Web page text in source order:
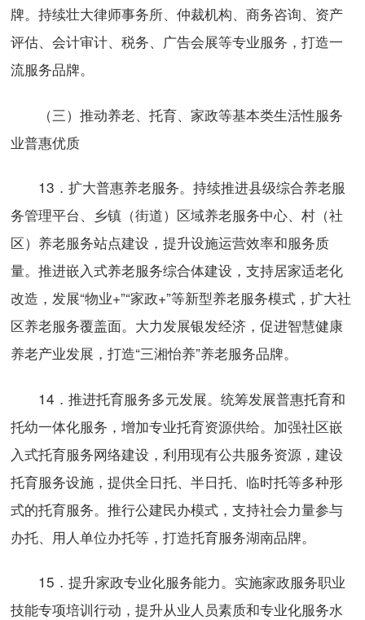
牌。持续壮大律师事务所、仲裁机构、商务咨询、资产
评估、会计审计、税务、广告会展等专业服务，打造一
流服务品牌。
（三）推动养老、托育、家政等基本类生活性服务
业普惠优质
13．扩大普惠养老服务。持续推进县级综合养老服
务管理平台、乡镇（街道）区域养老服务中心、村（社
区）养老服务站点建设，提升设施运营效率和服务质
量。推进嵌入式养老服务综合体建设，支持居家适老化
改造，发展“物业+”“家政+”等新型养老服务模式，扩大社
区养老服务覆盖面。大力发展银发经济，促进智慧健康
养老产业发展，打造“三湘怡养”养老服务品牌。
14．推进托育服务多元发展。统筹发展普惠托育和
托幼一体化服务，增加专业托育资源供给。加强社区嵌
入式托育服务网络建设，利用现有公共服务资源，建设
托育服务设施，提供全日托、半日托、临时托等多种形
式的托育服务。推行公建民办模式，支持社会力量参与
办托、用人单位办托等，打造托育服务湖南品牌。
15．提升家政专业化服务能力。实施家政服务职业
技能专项培训行动，提升从业人员素质和专业化服务水